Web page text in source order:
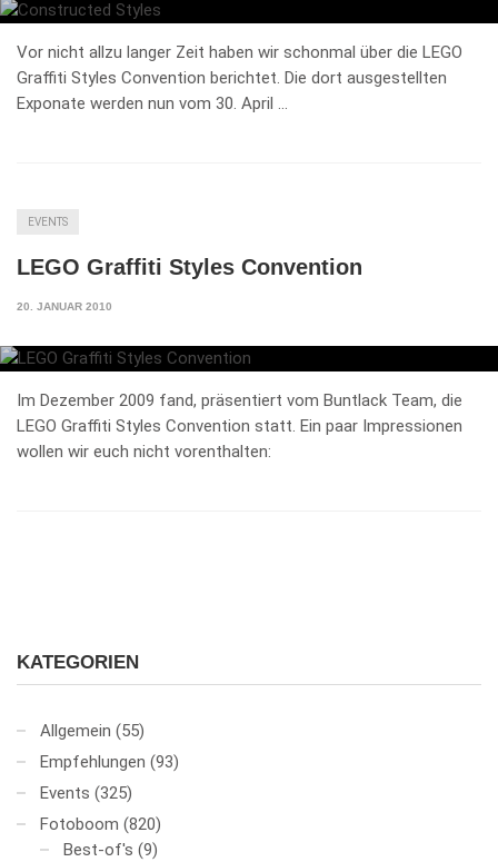
Vor nicht allzu langer Zeit haben wir schonmal über die LEGO
Graffiti Styles Convention berichtet. Die dort ausgestellten
Exponate werden nun vom 30. April …
EVENTS
LEGO Graffiti Styles Convention
20. JANUAR 2010
Im Dezember 2009 fand, präsentiert vom Buntlack Team, die
LEGO Graffiti Styles Convention statt. Ein paar Impressionen
wollen wir euch nicht vorenthalten:
KATEGORIEN
Allgemein (55)
Empfehlungen (93)
Events (325)
Fotoboom (820)
Best-of's (9)